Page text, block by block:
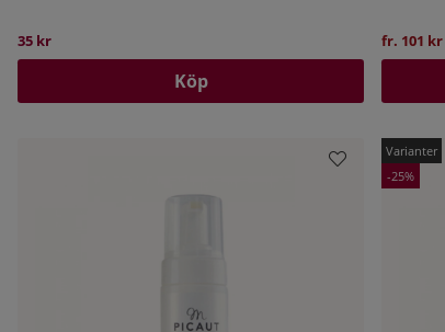
35 kr
Köp
fr. 101 kr
25